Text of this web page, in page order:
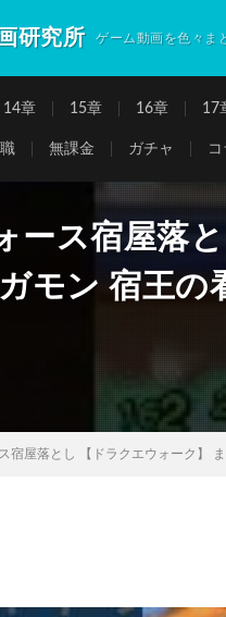
研究所 ゲーム動画を色々ま
14章 15章 16章 17
無課金 ガチャ
ース宿屋落
モン 宿王の
宿屋落とし 【ドラクエウォーク】